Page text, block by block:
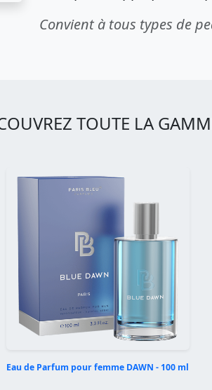
Convient à tous types de
TOUTE LA
Eau de Parfum pour femme DAWN - 100 ml